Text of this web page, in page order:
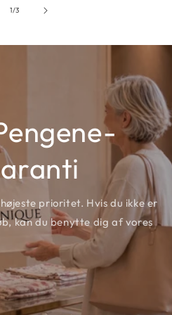
1/af
3
prioritet. Hvis du ikke er
kan du benytte dig af vores